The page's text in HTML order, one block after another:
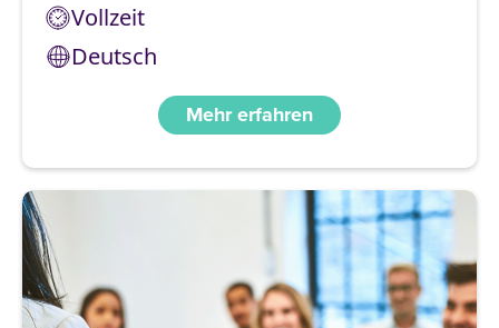
Vollzeit
Deutsch
Mehr erfahren